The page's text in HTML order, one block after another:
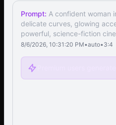
Prompt: A confident woman
delicate curves, glowing
powerful, science-fiction
8/6/2026, 10:31:20 PM•auto•3:4